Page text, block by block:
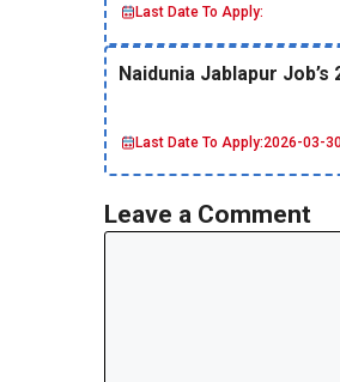
Last Date To Apply:
Naidunia Jablapur Job’s
Last Date To Apply:2026-03-
Leave a Comment